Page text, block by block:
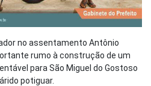
no assentamento Antônio
rumo à construção de um
para São Miguel do Gostoso
potiguar.